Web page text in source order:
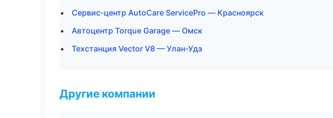
Сервис-центр AutoCare ServicePro — Красноярск
Автоцентр Torque Garage — Омск
Техстанция Vector V8 — Улан-Удэ
Другие компании